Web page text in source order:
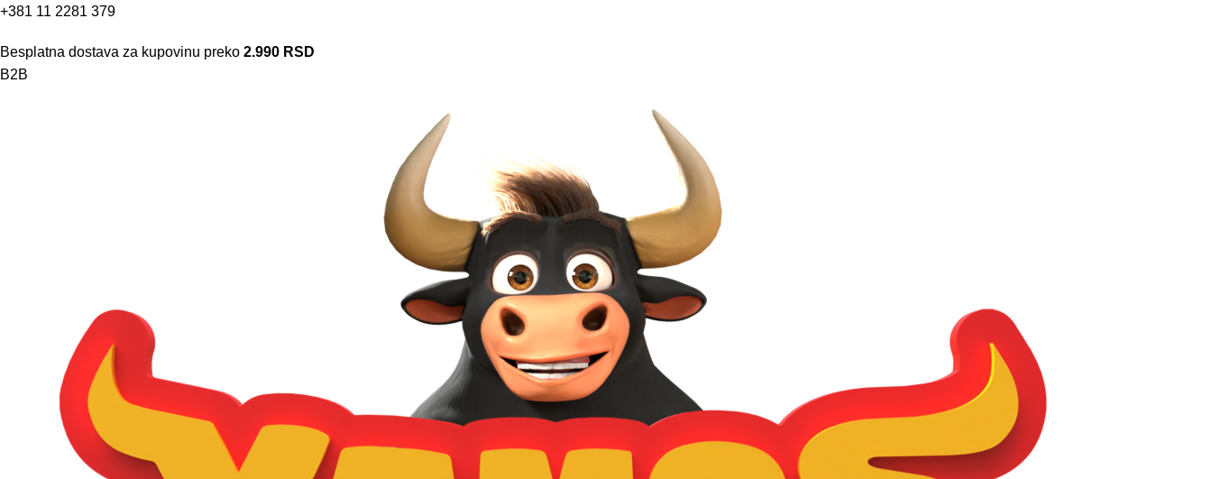
+381 11 2281 379
Besplatna dostava za kupovinu preko 2.990 RSD
B2B